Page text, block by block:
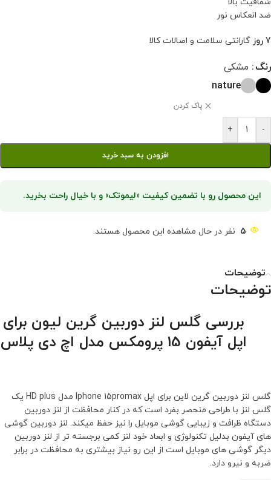
ضد انعکاس نور
7 روز گارانتی سلامت و اصالات کالا
رنگ مشکی
nature
پاک کردن
-
+
افزودن به سبد خرید
این محصول رو با تضمین کیفیت «لیموتک» و با خیال راحت بخرید.
5 نفر در حال مشاهده این محصول هستند.
توضیحات
توضیحات
بررسی گلس لنز دوربین گرین لیون برای
اپل آیفون 15 پرومکس مدل اچ دی پلاس
گلس لنز دوربین گرین لاین برای اپل Iphone 15promax مدل HD plus یک
گلس لنز با طراحی منحصر بفرد است که در کنار محافظت از لنز دوربین
دستگاه ظرافت و زیبایی گوشی موبایل را نیز حفظ میکند. لنز دوربین گوشی
های آیفون بدلیل تکنولوژی و ابعاد خود لنز کمی برجسته تر از لنز دوربین
دیگر گوشی های موبایل است از این رو نیاز بیشتری به محافظت در برابر
ضربه و نیرو دارد.